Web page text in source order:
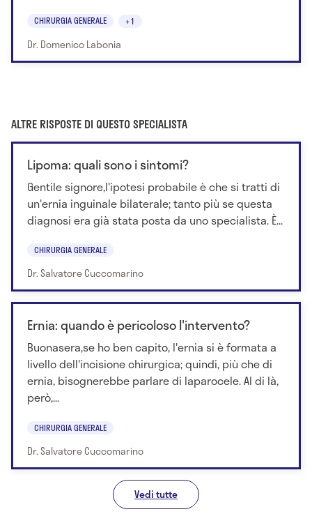
CHIRURGIA GENERALE +1
Dr. Domenico Labonia
ALTRE RISPOSTE DI QUESTO SPECIALISTA
Lipoma: quali sono i sintomi?
Gentile signore,l'ipotesi probabile è che si tratti di
un'ernia inguinale bilaterale; tanto più se questa
diagnosi era già stata posta da uno specialista. È...
CHIRURGIA GENERALE
Dr. Salvatore Cuccomarino
Ernia: quando è pericoloso l'intervento?
Buonasera,se ho ben capito, l'ernia si è formata a
livello dell'incisione chirurgica; quindi, più che di
ernia, bisognerebbe parlare di laparocele. Al di là,
però,...
CHIRURGIA GENERALE
Dr. Salvatore Cuccomarino
Vedi tutte